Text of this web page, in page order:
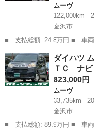
ムーヴ
122,000km
金沢市
■ 支払総額: 24.8万円 ■ 車両本体価格： 160,000 円 ■ メーカー
名： ダイハツ ■ 車種名：
Ｘ タイミングチェーンモデ
ｕｅｔｏｏｔ...
石川 金沢市 ムーヴ
ダイハツ
ＴＣ ナ
823,000円
ムーヴ
33,735km
金沢市
■ 支払総額: 89.9万円 ■ 車両本体価格： 823,000 円 ■ メーカー